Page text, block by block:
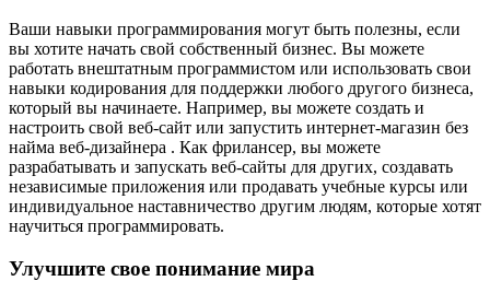
Ваши навыки программирования могут быть полезны, если
вы хотите начать свой собственный бизнес. Вы можете
работать внештатным программистом или использовать свои
навыки кодирования для поддержки любого другого бизнеса,
который вы начинаете. Например, вы можете создать и
настроить свой веб-сайт или запустить интернет-магазин без
найма веб-дизайнера . Как фрилансер, вы можете
разрабатывать и запускать веб-сайты для других, создавать
независимые приложения или продавать учебные курсы или
индивидуальное наставничество другим людям, которые хотят
научиться программировать.
Улучшите свое понимание мира